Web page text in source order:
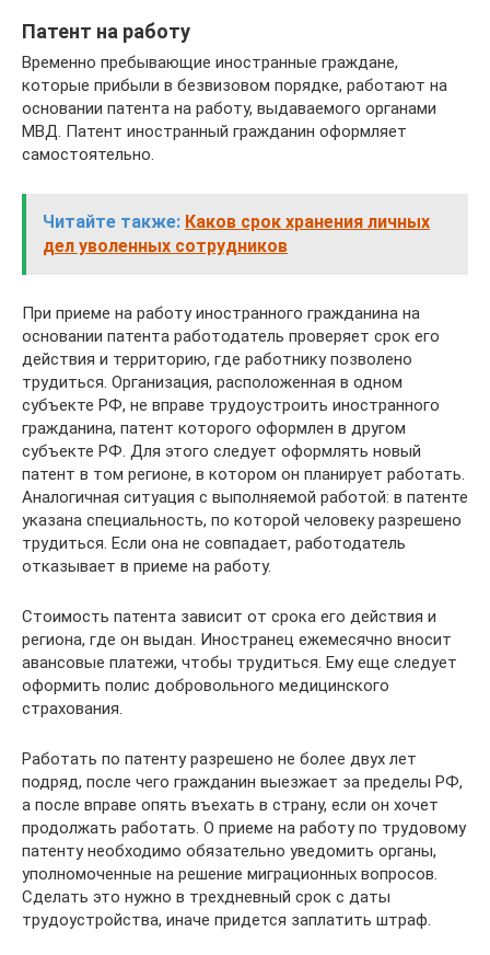
Патент на работу
Временно пребывающие иностранные граждане,
которые прибыли в безвизовом порядке, работают на
основании патента на работу, выдаваемого органами
МВД. Патент иностранный гражданин оформляет
самостоятельно.
Читайте также: Каков срок хранения личных
дел уволенных сотрудников
При приеме на работу иностранного гражданина на
основании патента работодатель проверяет срок его
действия и территорию, где работнику позволено
трудиться. Организация, расположенная в одном
субъекте РФ, не вправе трудоустроить иностранного
гражданина, патент которого оформлен в другом
субъекте РФ. Для этого следует оформлять новый
патент в том регионе, в котором он планирует работать.
Аналогичная ситуация с выполняемой работой: в патенте
указана специальность, по которой человеку разрешено
трудиться. Если она не совпадает, работодатель
отказывает в приеме на работу.
Стоимость патента зависит от срока его действия и
региона, где он выдан. Иностранец ежемесячно вносит
авансовые платежи, чтобы трудиться. Ему еще следует
оформить полис добровольного медицинского
страхования.
Работать по патенту разрешено не более двух лет
подряд, после чего гражданин выезжает за пределы РФ,
а после вправе опять въехать в страну, если он хочет
продолжать работать. О приеме на работу по трудовому
патенту необходимо обязательно уведомить органы,
уполномоченные на решение миграционных вопросов.
Сделать это нужно в трехдневный срок с даты
трудоустройства, иначе придется заплатить штраф.